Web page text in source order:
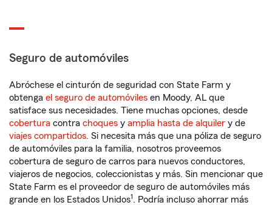
Seguro de automóviles
Abróchese el cinturón de seguridad con State Farm y
obtenga el seguro de automóviles en Moody, AL que
satisface sus necesidades. Tiene muchas opciones, desde
cobertura contra choques y amplia hasta de alquiler y de
viajes compartidos. Si necesita más que una póliza de seguro
de automóviles para la familia, nosotros proveemos
cobertura de seguro de carros para nuevos conductores,
viajeros de negocios, coleccionistas y más. Sin mencionar que
State Farm es el proveedor de seguro de automóviles más
grande en los Estados Unidos1. Podría incluso ahorrar más